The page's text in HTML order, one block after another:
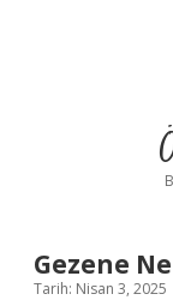
Gezene
Tarih: Nisan 3, 2025